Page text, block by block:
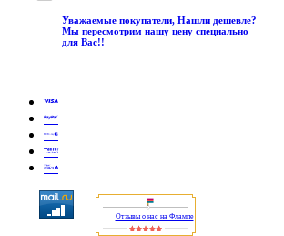
Уважаемые покупатели, Нашли дешевле?
Мы пересмотрим нашу цену специально
для Вас!!
Отзывы о нас на Флампе